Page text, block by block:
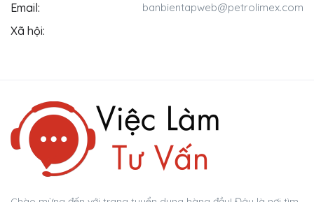
Email: banbientapweb@petrolimex.com
Xã hội: